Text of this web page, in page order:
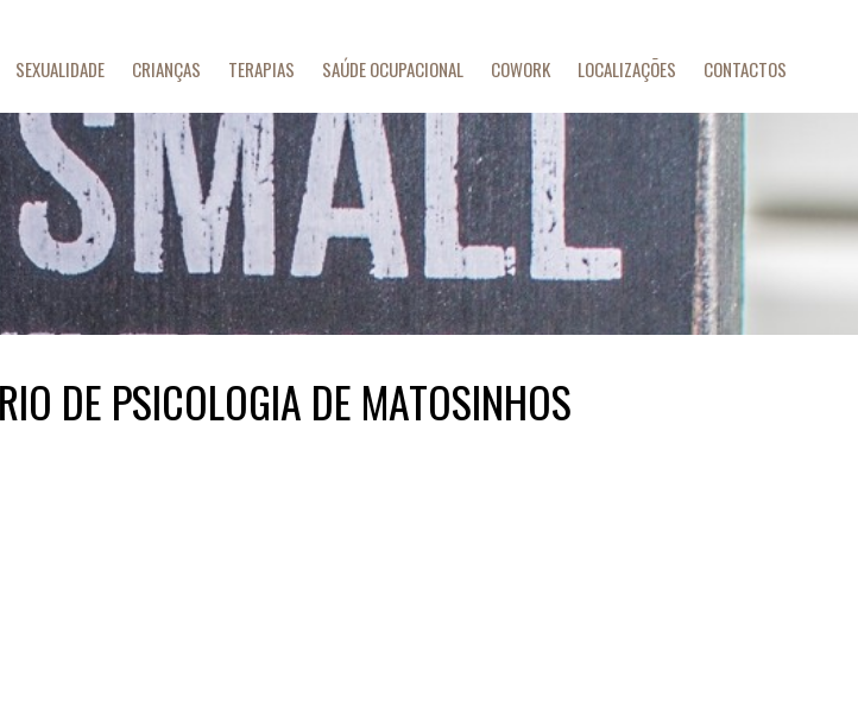
SEXUALIDADE CRIANÇAS TERAPIAS SAÚDE OCUPACIONAL COWORK LOCALIZAÇÕES CONTACTOS
DE PSICOLOGIA DE MATOSINHOS